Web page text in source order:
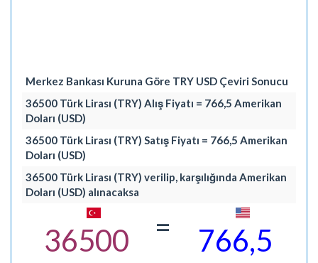
Merkez Bankası Kuruna Göre TRY USD Çeviri Sonucu
36500 Türk Lirası (TRY) Alış Fiyatı = 766,5 Amerikan
Doları (USD)
36500 Türk Lirası (TRY) Satış Fiyatı = 766,5 Amerikan
Doları (USD)
36500 Türk Lirası (TRY) verilip, karşılığında Amerikan
Doları (USD) alınacaksa
36500
=
766,5